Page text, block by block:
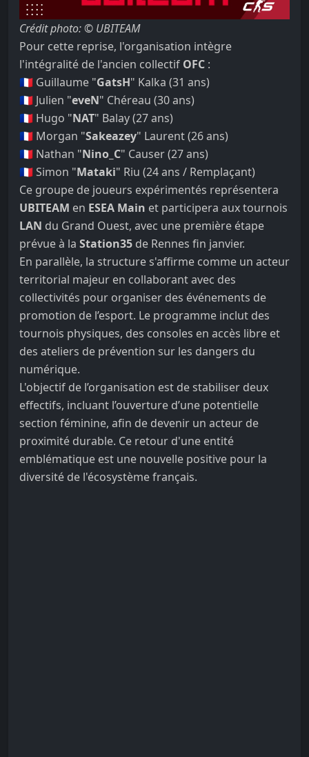
Crédit photo: © UBITEAM
Pour cette reprise, l'organisation intègre
l'intégralité de l'ancien collectif OFC :
🇫🇷 Guillaume "GatsH" Kalka (31 ans)
🇫🇷 Julien "eveN" Chéreau (30 ans)
🇫🇷 Hugo "NAT" Balay (27 ans)
🇫🇷 Morgan "Sakeazey" Laurent (26 ans)
🇫🇷 Nathan "Nino_C" Causer (27 ans)
🇫🇷 Simon "Mataki" Riu (24 ans / Remplaçant)
Ce groupe de joueurs expérimentés représentera
UBITEAM en ESEA Main et participera aux tournois
LAN du Grand Ouest, avec une première étape
prévue à la Station35 de Rennes fin janvier.
En parallèle, la structure s'affirme comme un acteur
territorial majeur en collaborant avec des
collectivités pour organiser des événements de
promotion de l’esport. Le programme inclut des
tournois physiques, des consoles en accès libre et
des ateliers de prévention sur les dangers du
numérique.
L'objectif de l’organisation est de stabiliser deux
effectifs, incluant l’ouverture d’une potentielle
section féminine, afin de devenir un acteur de
proximité durable. Ce retour d'une entité
emblématique est une nouvelle positive pour la
diversité de l'écosystème français.